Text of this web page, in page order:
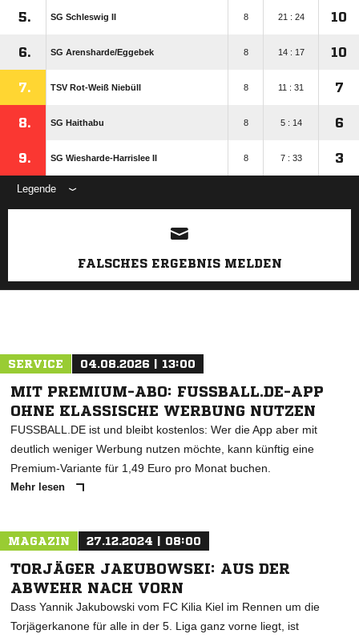
5. SG Schleswig II 8 21 : 24 10
6. SG Arensharde/​Eggebek 8 14 : 17 10
7. TSV Rot-Weiß Niebüll 8 11 : 31 7
8. SG Haithabu 8 5 : 14 6
9. SG Wiesharde-Harrislee II 8 7 : 33 3
Legende
ANZEIGE
FALSCHES ERGEBNIS MELDEN
SERVICE 04.08.2026 | 13:00
MIT PREMIUM-ABO: FUSSBALL.DE-APP
OHNE KLASSISCHE WERBUNG NUTZEN
FUSSBALL.DE ist und bleibt kostenlos: Wer die App aber mit
deutlich weniger Werbung nutzen möchte, kann künftig eine
Premium-Variante für 1,49 Euro pro Monat buchen.
Mehr lesen
MAGAZIN 27.12.2024 | 08:00
TORJÄGER JAKUBOWSKI: AUS DER
ABWEHR NACH VORN
Dass Yannik Jakubowski vom FC Kilia Kiel im Rennen um die
Torjägerkanone für alle in der 5. Liga ganz vorne liegt, ist